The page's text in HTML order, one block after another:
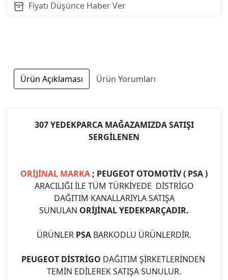
Fiyatı Düşünce Haber Ver
Ürün Açıklaması Ürün Yorumları
307 YEDEKPARCA MAĞAZAMIZDA SATIŞI
SERGİLENEN
ORİJİNAL MARKA ; PEUGEOT OTOMOTİV ( PSA )
ARACILIĞI İLE TÜM TÜRKİYEDE DİSTRİGO
DAĞITIM KANALLARIYLA SATIŞA
SUNULAN ORİJİNAL YEDEKPARÇADIR.
ÜRÜNLER PSA BARKODLU ÜRÜNLERDİR.
PEUGEOT DİSTRİGO DAĞITIM ŞİRKETLERİNDEN
TEMİN EDİLEREK SATIŞA SUNULUR.